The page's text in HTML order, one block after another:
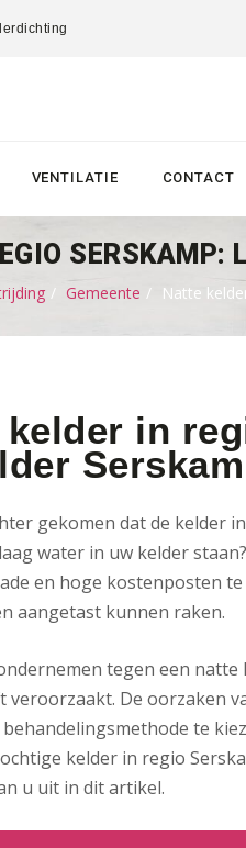
VENTILATIE CONTACT
SERSKAMP:
Gemeente Natte
kelder in
gekomen dat de kelder
water in uw kelder
en hoge kostenposten
aangetast kunnen raken.
tegen een
veroorzaakt. De oorzaken
te
kelder in regio
u uit in dit artikel.